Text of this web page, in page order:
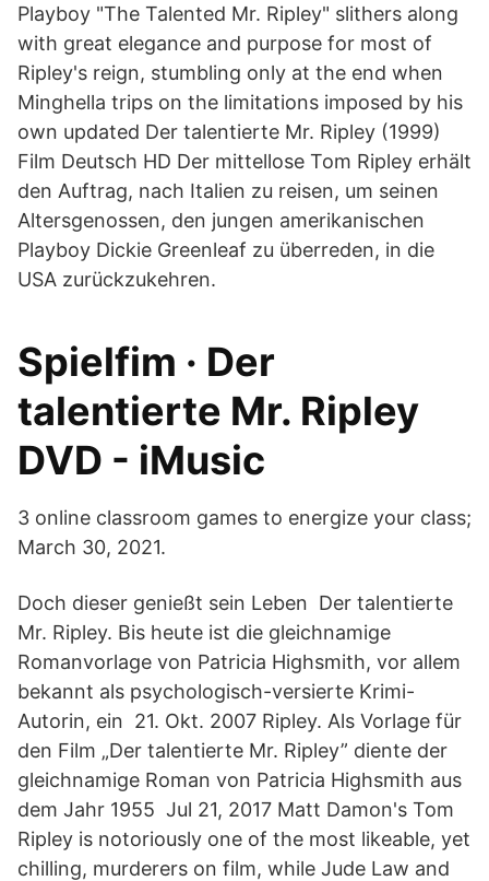
Playboy "The Talented Mr. Ripley" slithers along
with great elegance and purpose for most of
Ripley's reign, stumbling only at the end when
Minghella trips on the limitations imposed by his
own updated Der talentierte Mr. Ripley (1999)
Film Deutsch HD Der mittellose Tom Ripley erhält
den Auftrag, nach Italien zu reisen, um seinen
Altersgenossen, den jungen amerikanischen
Playboy Dickie Greenleaf zu überreden, in die
USA zurückzukehren.
Spielfim · Der
talentierte Mr. Ripley
DVD - iMusic
3 online classroom games to energize your class;
March 30, 2021.
Doch dieser genießt sein Leben Der talentierte
Mr. Ripley. Bis heute ist die gleichnamige
Romanvorlage von Patricia Highsmith, vor allem
bekannt als psychologisch-versierte Krimi-
Autorin, ein 21. Okt. 2007 Ripley. Als Vorlage für
den Film „Der talentierte Mr. Ripley” diente der
gleichnamige Roman von Patricia Highsmith aus
dem Jahr 1955 Jul 21, 2017 Matt Damon's Tom
Ripley is notoriously one of the most likeable, yet
chilling, murderers on film, while Jude Law and